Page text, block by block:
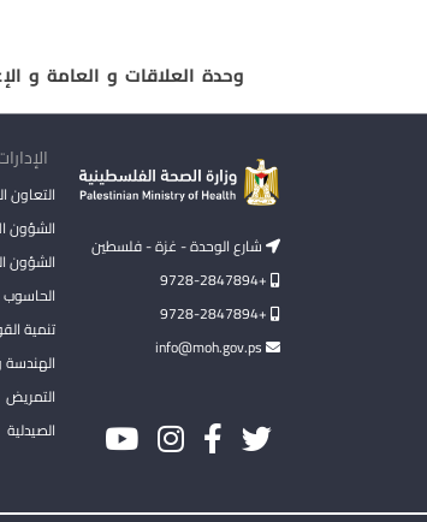
وحدة العلاقات و العامة و
شارع الوحدة - غزة - فلسطين
+9728-2847894
+9728-2847894
التعاون
الشؤون
الشؤون
الحاسوب
تنمية
الهندسة
التمريض
الصيدلية